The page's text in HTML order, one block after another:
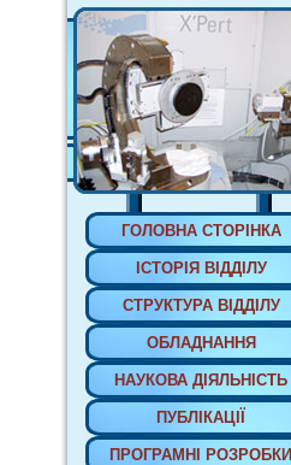
ГОЛОВНА СТОРIНКА
IСТОРIЯ ВIДДIЛУ
СТРУКТУРА ВIДДIЛУ
ОБЛАДНАННЯ
НАУКОВА ДIЯЛЬНIСТЬ
ПУБЛIКАЦIЇ
ПРОГРАМНI РОЗРОБКИ